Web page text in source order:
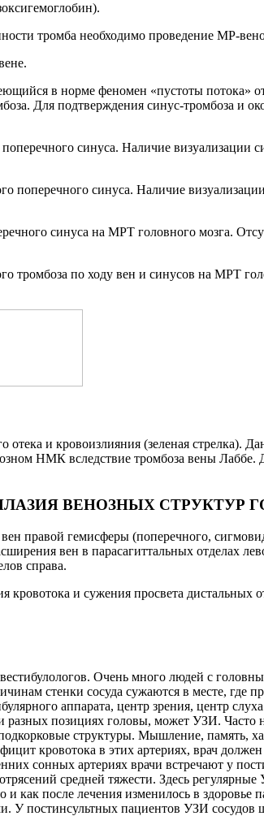
тромба необходимо проведение МР-
в норме феномен «пустоты потока»
Для подтверждения синус-тромбоза и
синуса. Наличие
поперечного синуса. Наличие
синуса на МРТ головного мозга.
тромбоза по ходу вен и синусов на МРТ
отека и кровоизлияния (зеленая стрелка).
НМК вследствие тромбоза вены
ВЕНОЗНЫХ СТРУКТУР
правой гемисферы (поперечного,
вен в парасагиттальных отделах
справа.
и сужения просвета дистальных
Очень много людей с
стенки сосуда сужаются в месте, где
аппарата, центр зрения, центр
позициях головы, может УЗИ. Часто
структуры. Мышление, память,
кровотока в этих артериях, врач
сонных артериях врачи встречают у
средней тяжести. Здесь
после лечения изменилось в здоровье
У постинсультных пациентов УЗИ сосудов